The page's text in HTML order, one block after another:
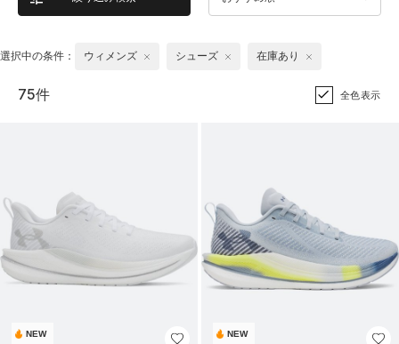
選択中の条件： ウィメンズ シューズ 在庫あり
75件 全色表示
NEW NEW